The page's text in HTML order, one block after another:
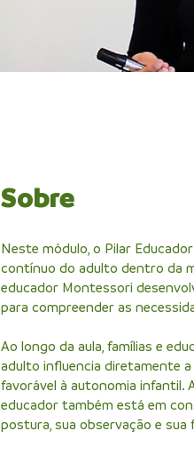
Sobre
Neste módulo, o Pilar
contínuo do adulto dentro da
educador Montessori
para compreender as
Ao longo da aula, famílias e
adulto influencia diretamente
favorável à autonomia infantil.
educador também está em
postura, sua observação e